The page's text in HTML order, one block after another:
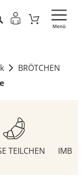
BRÖTCHEN
TEILCHEN